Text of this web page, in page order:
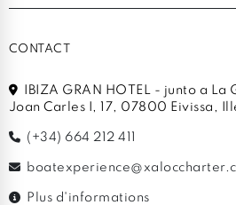
CONTACT
IBIZA GRAN HOTEL - junto a La
Joan Carles I, 17, 07800 Eivissa,
(+34) 664 212 411
Plus d'informations